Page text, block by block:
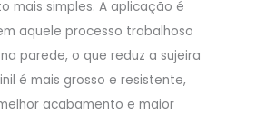
mais simples. A aplicação é
aquele processo trabalhoso
parede, o que reduz a sujeira
é mais grosso e resistente,
acabamento e maior